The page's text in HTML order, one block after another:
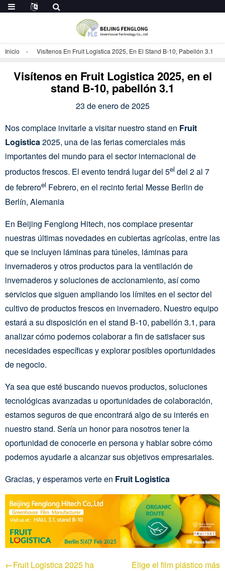
Inicio Visítenos En Fruit Logistica 2025, En El Stand B-10, Pabellón 3.1
Visítenos en Fruit Logistica 2025, en el
stand B-10, pabellón 3.1
23 de enero de 2025
Nos complace invitarle a visitar nuestro stand en Fruit
Logistica2025, una de las ferias comerciales más
importantes del mundo para el sector internacional de
productos frescos. El evento tendrá lugar del 5el del 2 al 7
de febreroel Febrero, en el recinto ferial Messe Berlin de
Berlín, Alemania
En Beijing Fenglong Hitech, nos complace presentar
nuestras últimas novedades en cubiertas agrícolas, entre las
que se incluyen láminas para túneles, láminas para
invernaderos y otros productos para la ventilación de
invernaderos y soluciones de accionamiento, así como
servicios que siguen ampliando los límites en el sector del
cultivo de productos frescos en invernadero. Nuestro equipo
estará a su disposición en el stand B-10, pabellón 3.1, para
analizar cómo podemos colaborar a fin de satisfacer sus
necesidades específicas y explorar posibles oportunidades
de negocio.
Ya sea que esté buscando nuevos productos, soluciones
tecnológicas avanzadas u oportunidades de colaboración,
estamos seguros de que encontrará algo de su interés en
nuestro stand. Sería un honor para nosotros tener la
oportunidad de conocerle en persona y hablar sobre cómo
podemos ayudarle a alcanzar sus objetivos empresariales.
Gracias, y esperamos verte en Fruit Logistica
←Fruit Logistica 2025 ha
Elige el film plástico más